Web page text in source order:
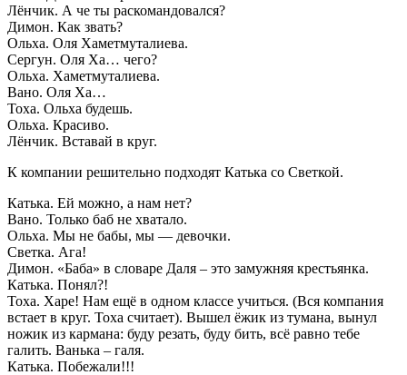
Лёнчик. А че ты раскомандовался?
Димон. Как звать?
Ольха. Оля Хаметмуталиева.
Сергун. Оля Ха… чего?
Ольха. Хаметмуталиева.
Вано. Оля Ха…
Тоха. Ольха будешь.
Ольха. Красиво.
Лёнчик. Вставай в круг.
К компании решительно подходят Катька со Светкой.
Катька. Ей можно, а нам нет?
Вано. Только баб не хватало.
Ольха. Мы не бабы, мы — девочки.
Светка. Ага!
Димон. «Баба» в словаре Даля – это замужняя крестьянка.
Катька. Понял?!
Тоха. Харе! Нам ещё в одном классе учиться. (Вся компания
встает в круг. Тоха считает). Вышел ёжик из тумана, вынул
ножик из кармана: буду резать, буду бить, всё равно тебе
галить. Ванька – галя.
Катька. Побежали!!!